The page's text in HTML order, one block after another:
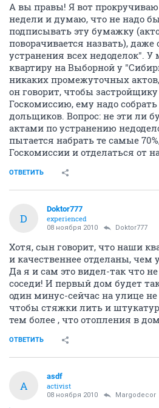
А вы правы! Я вот
недели и думаю, что не надо
подписывать эту бумажку
поворачивается назвать), даже
устранения всех недоделок".
квартиру на Выборной у
никаких промежуточных
он говорит, чтобы
Госкомиссию, ему надо
дольщиков. Вопрос: не эти ли
актами по устранению
пытается набрать те самые
Госкомиссии и отделаться от
ОТВЕТИТЬ
D
Doktor777
experienced
08 ноября 2010 Doktor777
Хотя, сын говорит, что наши
и качественнее отделаны, чем
Да я и сам это видел-так что
соседи! И первый дом будет
один минус-сейчас на улице не
чтобы стяжки лить и
тем более , что отопления в
ОТВЕТИТЬ
A
asdf
activist
08 ноября 2010 Margodecor